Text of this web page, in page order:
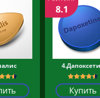
Купить
8.1